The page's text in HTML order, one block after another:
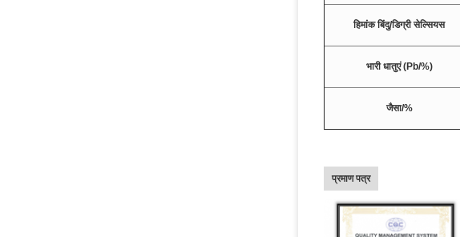
हिमांक बिंदु/डिग्री सेल्सियस
भारी धातुएं (Pb/%)
जैसा/%
प्रमाण पत्र